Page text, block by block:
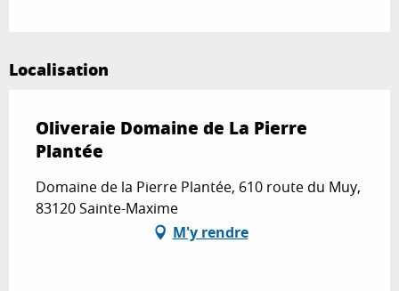
Localisation
Oliveraie Domaine de La Pierre
Plantée
Domaine de la Pierre Plantée, 610 route du Muy,
83120 Sainte-Maxime
M'y rendre